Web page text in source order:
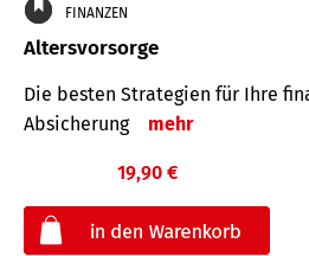
FINANZEN
Altersvorsorge
Die besten Strategien für Ihre
Absicherung
mehr
19,90 €